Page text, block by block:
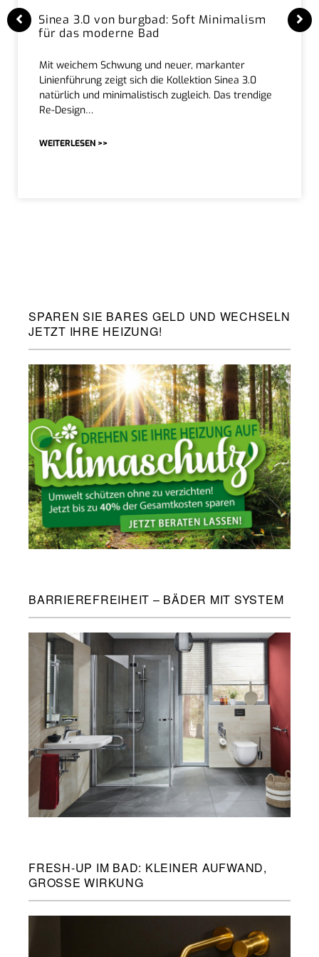
Sinea 3.0 von burgbad: Soft Minimalism
für das moderne Bad
Mit weichem Schwung und neuer, markanter
Linienführung zeigt sich die Kollektion Sinea 3.0
natürlich und minimalistisch zugleich. Das trendige
Re-Design…
WEITERLESEN >>
SPAREN SIE BARES GELD UND WECHSELN
JETZT IHRE HEIZUNG!
BARRIEREFREIHEIT – BÄDER MIT SYSTEM
FRESH-UP IM BAD: KLEINER AUFWAND,
GROSSE WIRKUNG